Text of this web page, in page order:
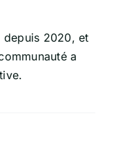
depuis 2020, et
a